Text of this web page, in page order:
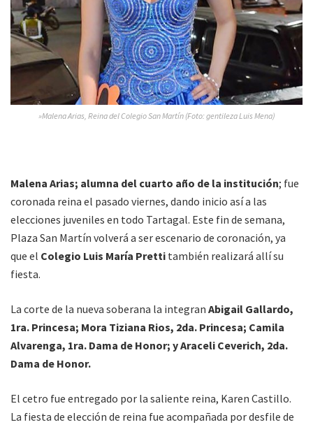
»Malena Arias, Reina del Colegio San Martín (Foto: gentileza Luis Mena)
Malena Arias; alumna del cuarto año de la institución; fue
coronada reina el pasado viernes, dando inicio así a las
elecciones juveniles en todo Tartagal. Este fin de semana,
Plaza San Martín volverá a ser escenario de coronación, ya
que el Colegio Luis María Pretti también realizará allí su
fiesta.
La corte de la nueva soberana la integran Abigail Gallardo,
1ra. Princesa; Mora Tiziana Rios, 2da. Princesa; Camila
Alvarenga, 1ra. Dama de Honor; y Araceli Ceverich, 2da.
Dama de Honor.
El cetro fue entregado por la saliente reina, Karen Castillo.
La fiesta de elección de reina fue acompañada por desfile de